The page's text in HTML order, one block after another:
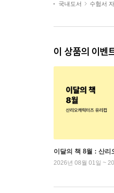
국내도서 수험서
이 상품의 이벤
이달의 책 8월 : 산리
2026년 08월 01일 ~